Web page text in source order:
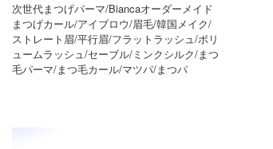
次世代まつげパーマ/Biancaオーダーメイド
まつげカール/アイブロウ/眉毛/韓国メイク/
ストレート眉/平行眉/フラットラッシュ/ボリ
ュームラッシュ/セーブル/ミンクシルク/まつ
毛パーマ/まつ毛カール/マツパ/まつパ